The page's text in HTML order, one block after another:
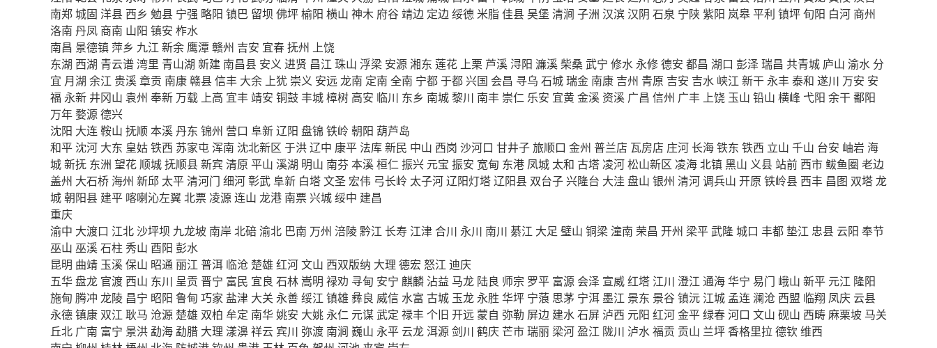
南郑城固 洋县 西乡 勉县 宁强 略阳 镇巴 留坝 佛坪榆阳 横山 神木 府谷靖边 定边绥德 米脂佳县吴堡 清涧 子洲 汉滨汉阴 石泉 宁陕紫阳 岚皋平利 镇坪旬阳 白河 商州
洛南 丹凤 商南 山阳 镇安 柞水
南昌 景德镇萍乡 九江 新余 鹰潭赣州 吉安 宜春抚州 上饶
东湖 西湖 青云谱湾里 青山湖 新建 南昌县 安义 进贤 昌江 珠山 浮梁 安源湘东 莲花 上栗 芦溪 浔阳 濂溪柴桑武宁 修水 永修德安 都昌 湖口 彭泽瑞昌 共青城 庐山 渝水 分
宜 月湖 余江 贵溪章贡 南康赣县信丰 大余 上犹 崇义 安远 龙南 定南 全南 宁都于都兴国 会昌 寻乌 石城瑞金 南康 吉州 青原 吉安 吉水 峡江 新干 永丰泰和 遂川 万安 安
福 永新 井冈山 袁州 奉新 万载 上高 宜丰靖安 铜鼓丰城樟树 高安 临川 东乡 南城黎川 南丰 崇仁 乐安 宜黄金溪 资溪 广昌 信州 广丰 上饶 玉山 铅山 横峰 弋阳 余干鄱阳
万年婺源德兴
沈阳 大连鞍山 抚顺本溪丹东 锦州 营口 阜新辽阳 盘锦 铁岭 朝阳 葫芦岛
和平 沈河 大东 皇姑铁西 苏家屯 浑南 沈北新区 于洪辽中 康平 法库新民 中山 西岗 沙河口 甘井子旅顺口 金州 普兰店 瓦房店 庄河 长海铁东 铁西 立山 千山 台安 岫岩 海
城新抚 东洲 望花 顺城抚顺县新宾 清原 平山 溪湖 明山 南芬 本溪桓仁振兴 元宝 振安 宽甸 东港 凤城 太和 古塔 凌河松山新区 凌海北镇黑山 义县 站前 西市 鲅鱼圈 老边
盖州 大石桥 海州 新邱 太平清河门 细河彰武阜新 白塔文圣宏伟 弓长岭 太子河辽阳灯塔辽阳县 双台子兴隆台 大洼 盘山 银州 清河调兵山 开原 铁岭县 西丰 昌图 双塔龙
城朝阳县 建平 喀喇沁左翼北票 凌源连山 龙港 南票兴城绥中 建昌
重庆
渝中 大渡口 江北沙坪坝 九龙坡 南岸北碚渝北 巴南 万州 涪陵黔江 长寿 江津合川 永川 南川 綦江 大足 璧山 铜梁潼南 荣昌 开州 梁平武隆城口 丰都 垫江 忠县 云阳 奉节
巫山 巫溪石柱 秀山 酉阳 彭水
昆明 曲靖 玉溪保山 昭通丽江 普洱 临沧 楚雄 红河文山 西双版纳 大理 德宏 怒江 迪庆
五华盘龙 官渡 西山 东川 呈贡 晋宁 富民 宜良 石林嵩明 禄劝 寻甸 安宁 麒麟 沾益 马龙 陆良 师宗 罗平 富源 会泽 宣威红塔 江川 澄江 通海华宁 易门 峨山 新平 元江 隆阳
施甸 腾冲 龙陵 昌宁 昭阳 鲁甸 巧家 盐津 大关 永善绥江 镇雄 彝良 威信水富 古城 玉龙 永胜 华坪 宁蒗 思茅 宁洱 墨江 景东 景谷镇沅 江城 孟连 澜沧 西盟 临翔 凤庆 云县
永德镇康 双江 耿马 沧源 楚雄 双柏 牟定 南华姚安 大姚 永仁 元谋武定 禄丰个旧 开远 蒙自 弥勒 屏边 建水石屏 泸西 元阳 红河金平绿春河口 文山 砚山 西畴麻栗坡 马关
丘北 广南 富宁 景洪 勐海 勐腊 大理 漾濞祥云 宾川 弥渡 南涧 巍山 永平 云龙 洱源剑川 鹤庆 芒市瑞丽 梁河盈江 陇川 泸水福贡 贡山 兰坪 香格里拉 德钦维西